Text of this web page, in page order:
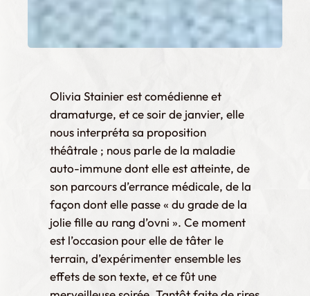
Olivia Stainier est comédienne et
dramaturge, et ce soir de janvier, elle
nous interpréta sa proposition
théâtrale ; nous parle de la maladie
auto-immune dont elle est atteinte, de
son parcours d’errance médicale, de la
façon dont elle passe « du grade de la
jolie fille au rang d’ovni ». Ce moment
est l’occasion pour elle de tâter le
terrain, d’expérimenter ensemble les
effets de son texte, et ce fût une